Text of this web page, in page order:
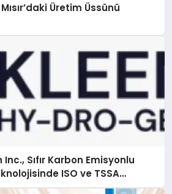
Üretim Üssünü
Sıfır Karbon Emisyonlu
ISO ve TSSA
Aldı